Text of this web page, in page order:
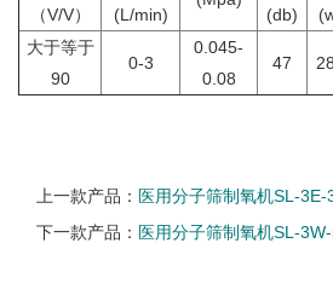
（V/V）
(L/min)
(db)
大于等于
90
0-3
0.045-
0.08
47
上一款产品： 医用分子筛制氧机SL-3E-
下一款产品： 医用分子筛制氧机SL-